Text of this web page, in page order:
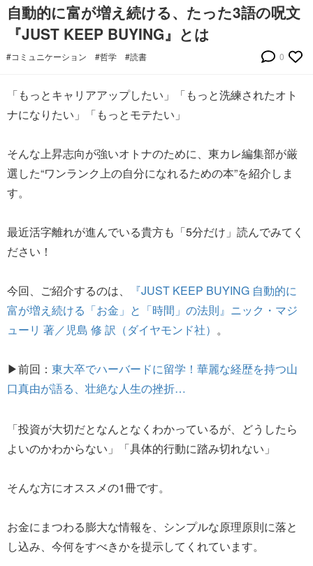
自動的に富が増え続ける、たった3語の呪文
『JUST KEEP BUYING』とは
#コミュニケーション #哲学 #読書 0
「もっとキャリアアップしたい」「もっと洗練されたオト
ナになりたい」「もっとモテたい」
そんな上昇志向が強いオトナのために、東カレ編集部が厳
選した“ワンランク上の自分になれるための本”を紹介しま
す。
最近活字離れが進んでいる貴方も「5分だけ」読んでみてく
ださい！
今回、ご紹介するのは、
『JUST KEEP BUYING 自動的に
富が増え続ける「お金」と「時間」の法則』ニック・マジ
ューリ 著／児島 修 訳（ダイヤモンド社） 。
▶前回： 東大卒でハーバードに留学！華麗な経歴を持つ山
口真由が語る、壮絶な人生の挫折…
「投資が大切だとなんとなくわかっているが、どうしたら
よいのかわからない」「具体的行動に踏み切れない」
そんな方にオススメの1冊です。
お金にまつわる膨大な情報を、シンプルな原理原則に落と
し込み、今何をすべきかを提示してくれています。